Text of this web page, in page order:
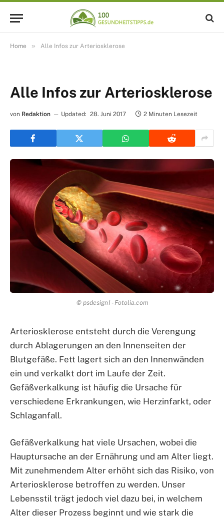
Home » Alle Infos zur Arteriosklerose
Alle Infos zur Arteriosklerose
von Redaktion Updated: 28. Juni 2017 2 Minuten Lesezeit
© psdesign1 - Fotolia.com
Arteriosklerose entsteht durch die Verengung
durch Ablagerungen an den Innenseiten der
Blutgefäße. Fett lagert sich an den Innenwänden
ein und verkalkt dort im Laufe der Zeit.
Gefäßverkalkung ist häufig die Ursache für
verschiedene Erkrankungen, wie Herzinfarkt, oder
Schlaganfall.
Gefäßverkalkung hat viele Ursachen, wobei die
Hauptursache an der Ernährung und am Alter liegt.
Mit zunehmendem Alter erhöht sich das Risiko, von
Arteriosklerose betroffen zu werden. Unser
Lebensstil trägt jedoch viel dazu bei, in welchem
Alter dieser Prozess beginnt und wie stark die